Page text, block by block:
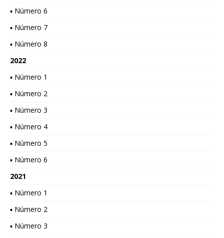
▪ Número 6
▪ Número 7
▪ Número 8
2022
▪ Número 1
▪ Número 2
▪ Número 3
▪ Número 4
▪ Número 5
▪ Número 6
2021
▪ Número 1
▪ Número 2
▪ Número 3